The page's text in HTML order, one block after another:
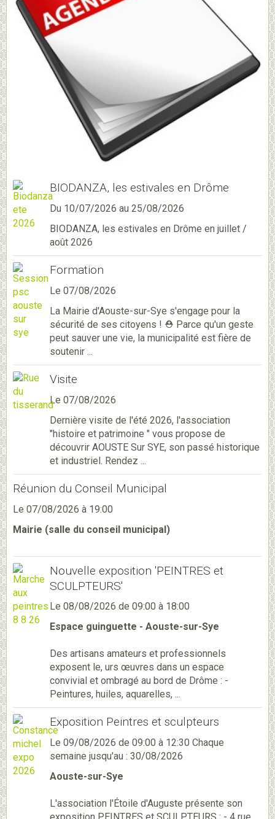
BIODANZA, les estivales en Drôme
Du 10/07/2026 au 25/08/2026
BIODANZA, les estivales en Drôme en juillet /
août 2026
Formation
Le 07/08/2026
La Mairie d'Aouste-sur-Sye s'engage pour la
sécurité de ses citoyens ! ⛑️ Parce qu'un geste
peut sauver une vie, la municipalité est fière de
soutenir ...
Visite
Le 07/08/2026
Dernière visite de l'été 2026, l'association
"histoire et patrimoine " vous propose de
découvrir AOUSTE Sur SYE, son passé historique
et industriel. Rendez ...
Réunion du Conseil Municipal
Le 07/08/2026 à 19:00
Mairie (salle du conseil municipal)
Nouvelle exposition 'PEINTRES et
SCULPTEURS'
Le 08/08/2026 de 09:00 à 18:00
Espace guinguette - Aouste-sur-Sye
Des artisans amateurs et professionnels
exposent le, urs œuvres dans un espace
convivial et ombragé au bord de Drôme : -
Peintures, huiles, aquarelles, ...
Exposition Peintres et sculpteurs
Le 09/08/2026 de 09:00 à 12:30 Chaque
semaine jusqu'au : 30/08/2026
Aouste-sur-Sye
L'association l'Étoile d'Auguste présente son